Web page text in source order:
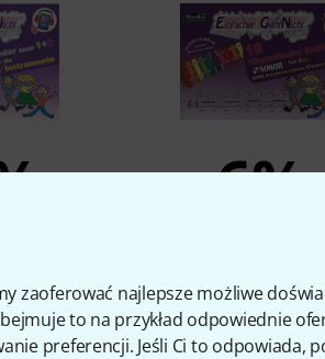
zaoferować najlepsze możliwe
to na przykład odpowiednie
preferencji. Jeśli Ci to odpowiada,
6%
Sonor BWG
44 zł